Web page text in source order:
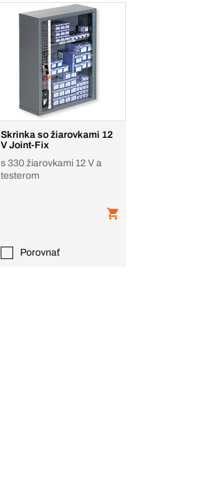
Skrinka so žiarovkami 12
V Joint-Fix
s 330 žiarovkami 12 V a
testerom
Porovnať